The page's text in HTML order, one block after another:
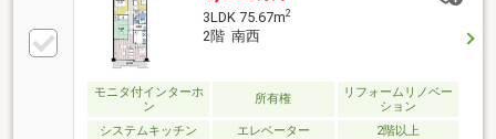
3LDK 75.67m2
2階 南西
モニタ付インターホ
ン
所有権
リフォームリノベー
ション
システムキッチン
エレベーター 2階以上